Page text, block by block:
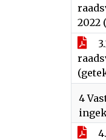
2022
4